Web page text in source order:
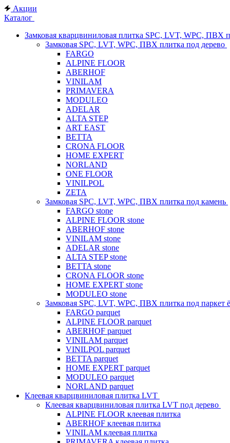
Акции
Каталог
Замковая кварцвиниловая плитка SPC, LVT, WPC, ПВХ
Замковая SPC, LVT, WPC, ПВХ плитка под дерево
FARGO
ALPINE FLOOR
ABERHOF
VINILAM
PRIMAVERA
MODULEO
ADELAR
ALTA STEP
ART EAST
BETTA
CRONA FLOOR
HOME EXPERT
NORLAND
ONE FLOOR
VINILPOL
ZETA
Замковая SPC, LVT, WPC, ПВХ плитка под камень
FARGO stone
ALPINE FLOOR stone
ABERHOF stone
VINILAM stone
ADELAR stone
ALTA STEP stone
BETTA stone
CRONA FLOOR stone
HOME EXPERT stone
MODULEO stone
Замковая SPC, LVT, WPC, ПВХ плитка под паркет
FARGO parquet
ALPINE FLOOR parquet
ABERHOF parquet
VINILAM parquet
VINILPOL parquet
BETTA parquet
HOME EXPERT parquet
MODULEO parquet
NORLAND parquet
Клеевая кварцвиниловая плитка LVT
Клеевая кварцвиниловая плитка LVT под дерево
ALPINE FLOOR клеевая плитка
ABERHOF клеевая плитка
VINILAM клеевая плитка